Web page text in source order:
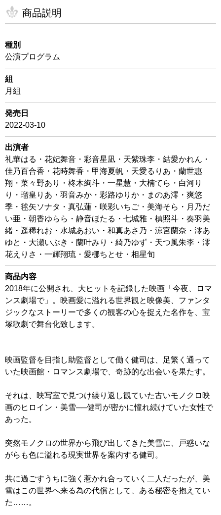
商品説明
種別
公演プログラム
組
月組
発売日
2022-03-10
出演者
礼華はる・花妃舞音・彩音星凪・天紫珠李・結愛かれん・
佳乃百合香・花時舞香・甲海夏帆・天愛るりあ・蘭世惠
翔・菜々野あり・柊木絢斗・一星慧・大楠てら・白河り
り・瑠皇りあ・羽音みか・彩路ゆりか・まのあ澪・爽悠
季・毬矢ソナタ・真弘蓮・咲彩いちご・美海そら・月乃だ
い亜・朝香ゆらら・静音ほたる・七城雅・槙照斗・奏羽美
緒・遥稀れお・水城あおい・和真あさ乃・涼宮蘭奈・澪あ
ゆと・大瀬いぶき・蘭叶みり・綺乃ゆず・天つ風朱李・澪
花えりさ・一輝翔琉・愛梛ちとせ・相星旬
商品内容
2018年に公開され、大ヒットを記録した映画「今夜、ロマ
ンス劇場で」。映画愛に溢れる世界観と映像美、ファンタ
ジックなストーリーで多くの観客の心を捉えた名作を、宝
塚歌劇で舞台化致します。
映画監督を目指し助監督として働く健司は、足繁く通って
いた映画館・ロマンス劇場で、奇跡的な出会いを果たす。
それは、映写室で見つけ繰り返し観ていた古いモノクロ映
画のヒロイン・美雪──健司が密かに憧れ続けていた女性で
あった。
突然モノクロの世界から飛び出してきた美雪に、戸惑いな
がらも色に溢れる現実世界を案内する健司。
共に過ごすうちに強く惹かれ合っていく二人だったが、美
雪はこの世界へ来る為の代償として、ある秘密を抱えてい
た……。